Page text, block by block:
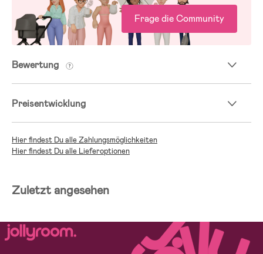
Frage die Community
Bewertung
Preisentwicklung
Hier findest Du alle Zahlungsmöglichkeiten
Hier findest Du alle Lieferoptionen
Zuletzt angesehen